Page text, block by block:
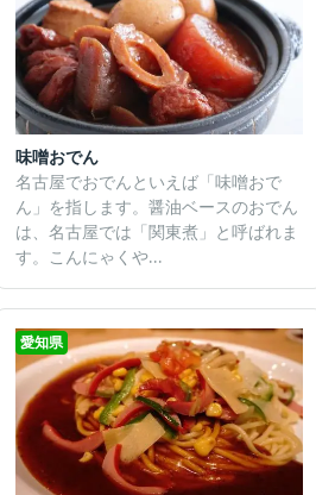
味噌おでん
名古屋でおでんといえば「味噌おで
ん」を指します。醤油ベースのおでん
は、名古屋では「関東煮」と呼ばれま
す。こんにゃくや...
愛知県